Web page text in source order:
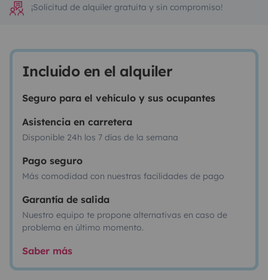
¡Solicitud de alquiler gratuita y sin compromiso!
Incluido en el alquiler
Seguro para el vehículo y sus ocupantes
Asistencia en carretera
Disponible 24h los 7 días de la semana
Pago seguro
Más comodidad con nuestras facilidades de pago
Garantía de salida
Nuestro equipo te propone alternativas en caso de
problema en último momento.
Saber más